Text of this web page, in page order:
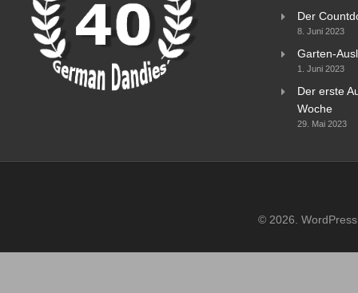
Der
8. Juni 2023
Garten-
1. Juni 2023
Der erste
Woche
29. Mai 2023
© 2026.